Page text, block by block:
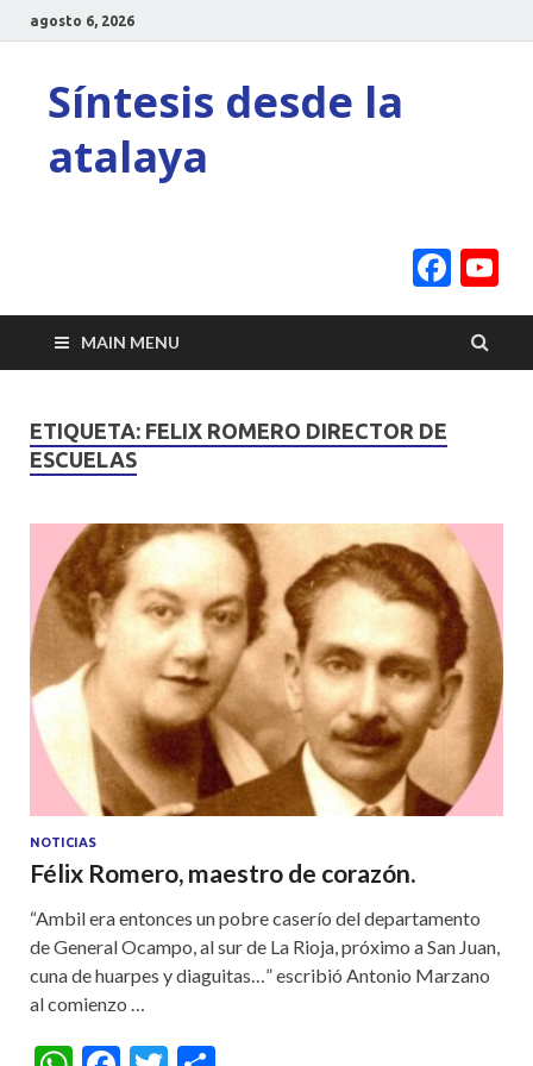
agosto 6, 2026
Síntesis desde la
atalaya
MAIN MENU
ETIQUETA: FELIX ROMERO DIRECTOR DE
ESCUELAS
NOTICIAS
Félix Romero, maestro de corazón.
“Ambil era entonces un pobre caserío del departamento
de General Ocampo, al sur de La Rioja, próximo a San Juan,
cuna de huarpes y diaguitas…” escribió Antonio Marzano
al comienzo …